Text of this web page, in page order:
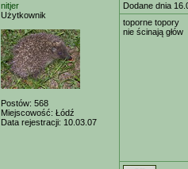
nitjer
Użytkownik
Postów: 568
Miejscowość: Łódź
Data rejestracji: 10.03.07
Dodane dnia
toporne topory
nie ścinają głów